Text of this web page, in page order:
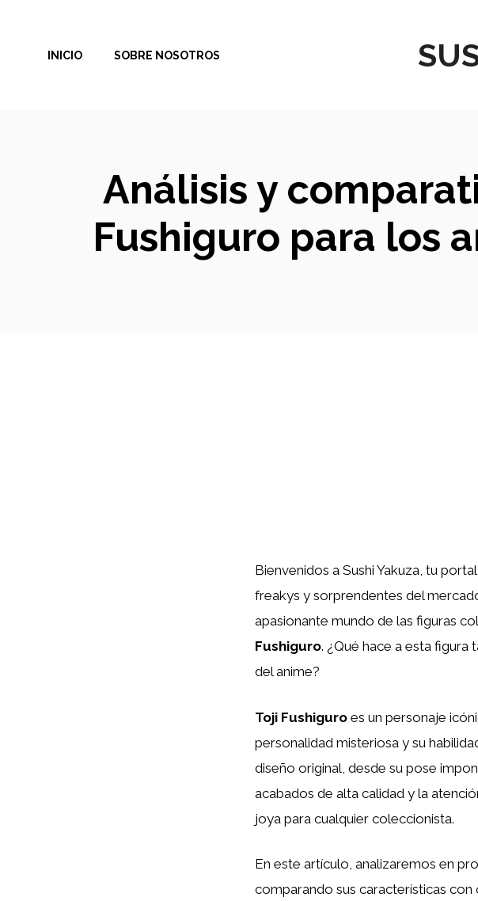
contenidoINICIO SOBRE NOSOTROS
Análisis y
Fushiguro para los
Bienvenidos a Sushi Yakuza, tu
freakys y sorprendentes del
apasionante mundo de las figuras
Fushiguro. ¿Qué hace a esta figura
del anime?
Toji Fushiguro es un personaje
personalidad misteriosa y su
diseño original, desde su pose
acabados de alta calidad y la
joya para cualquier coleccionista.
En este artículo, analizaremos en
comparando sus características